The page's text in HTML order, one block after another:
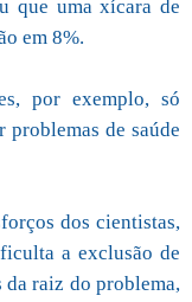
que uma xícara de
em 8%.
por exemplo, só
problemas de saúde
dos cientistas,
a exclusão de
da raiz do problema,